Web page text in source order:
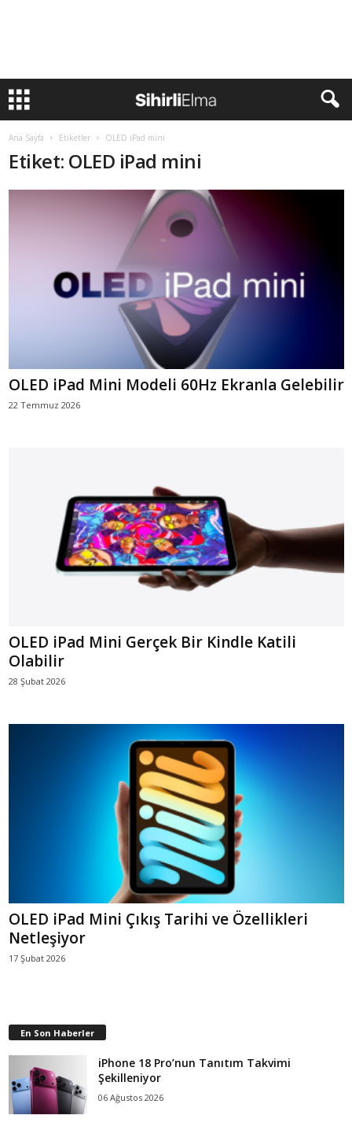
Ana Sayfa Etiketler OLED iPad mini
Etiket: OLED iPad mini
OLED iPad Mini Modeli 60Hz Ekranla Gelebilir
22 Temmuz 2026
OLED iPad Mini Gerçek Bir Kindle Katili
Olabilir
28 Şubat 2026
OLED iPad Mini Çıkış Tarihi ve Özellikleri
Netleşiyor
17 Şubat 2026
En Son Haberler
iPhone 18 Pro’nun Tanıtım Takvimi
Şekilleniyor
06 Ağustos 2026